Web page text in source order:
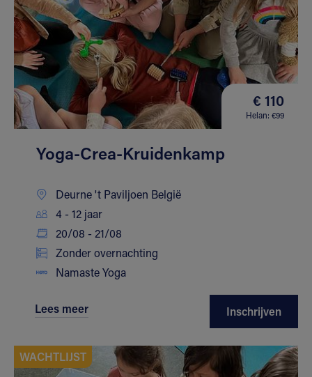
€ 110
Helan: €99
Yoga-Crea-Kruidenkamp
Deurne 't Paviljoen België
4 - 12 jaar
20/08 - 21/08
Zonder overnachting
Namaste Yoga
Lees meer Inschrijven
WACHTLIJST